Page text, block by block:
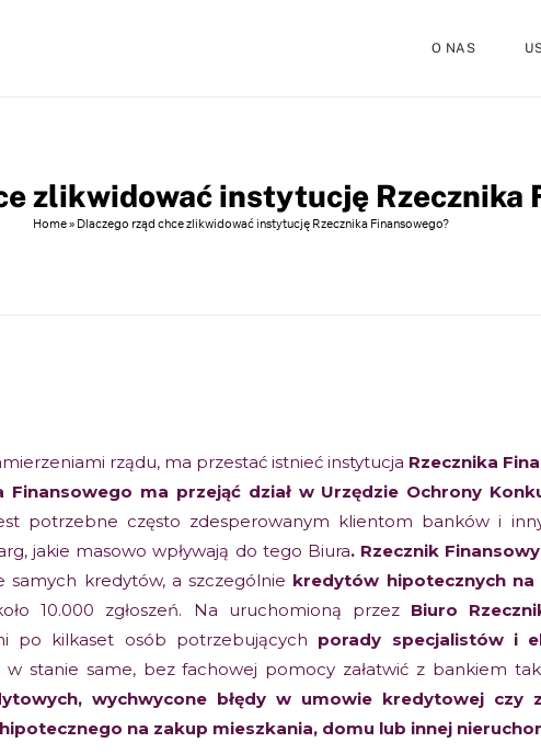
O NAS
zlikwidować instytucję Rzecznika
Home» Dlaczego rząd chce zlikwidować instytucję Rzecznika Finansowego?
rządu, ma przestać istnieć instytucja Rzecznika
Finansowego ma przejąć dział w Urzędzie Ochrony
potrzebne często zdesperowanym klientom banków i
jakie masowo wpływają do tego Biura. Rzecznik Finansowy
kredytów, a szczególnie kredytów hipotecznych
10.000 zgłoszeń. Na uruchomioną przez Biuro
po kilkaset osób potrzebujących porady specjalistów i
stanie same, bez fachowej pomocy załatwić z bankiem
wychwycone błędy w umowie kredytowej czy
na zakup mieszkania, domu lub innej